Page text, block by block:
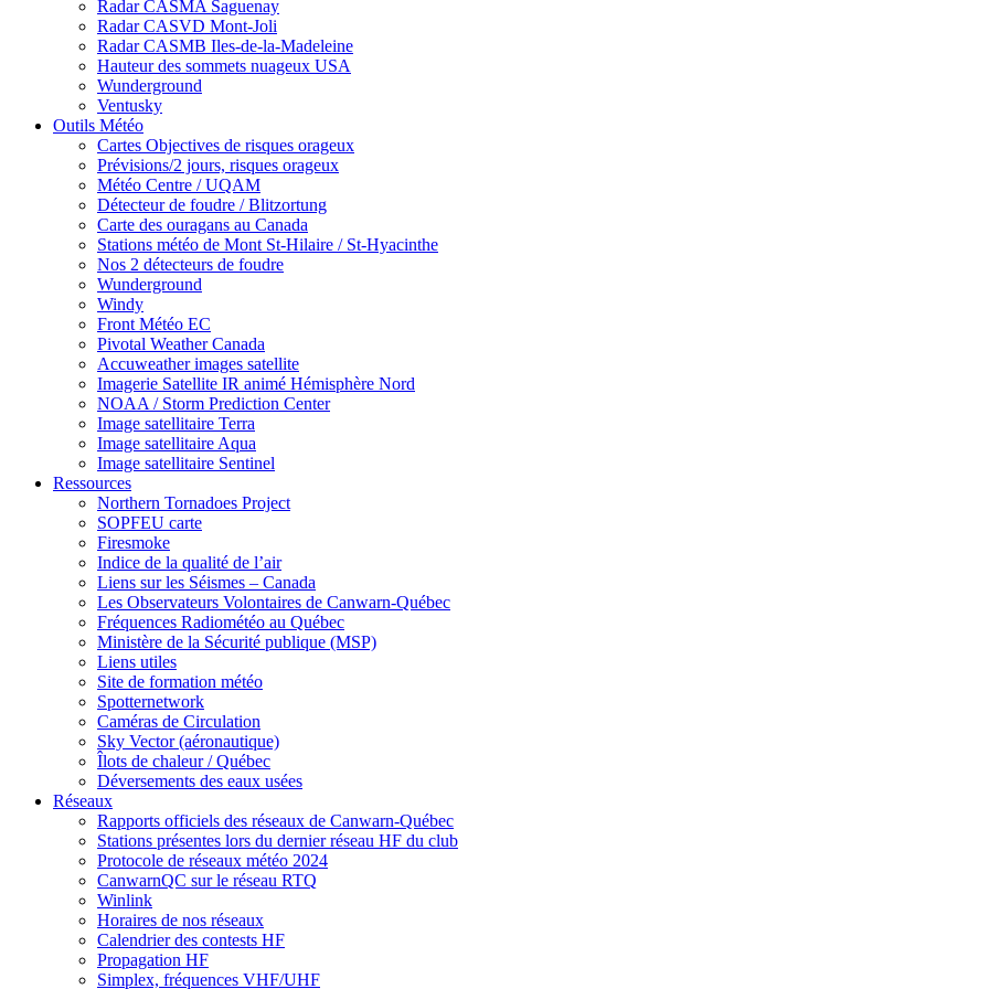
Radar CASMA Saguenay
Radar CASVD Mont-Joli
Radar CASMB Iles-de-la-Madeleine
Hauteur des sommets nuageux USA
Wunderground
Ventusky
Outils Météo
Cartes Objectives de risques orageux
Prévisions/2 jours, risques orageux
Météo Centre / UQAM
Détecteur de foudre / Blitzortung
Carte des ouragans au Canada
Stations météo de Mont St-Hilaire / St-Hyacinthe
Nos 2 détecteurs de foudre
Wunderground
Windy
Front Météo EC
Pivotal Weather Canada
Accuweather images satellite
Imagerie Satellite IR animé Hémisphère Nord
NOAA / Storm Prediction Center
Image satellitaire Terra
Image satellitaire Aqua
Image satellitaire Sentinel
Ressources
Northern Tornadoes Project
SOPFEU carte
Firesmoke
Indice de la qualité de l’air
Liens sur les Séismes – Canada
Les Observateurs Volontaires de Canwarn-Québec
Fréquences Radiométéo au Québec
Ministère de la Sécurité publique (MSP)
Liens utiles
Site de formation météo
Spotternetwork
Caméras de Circulation
Sky Vector (aéronautique)
Îlots de chaleur / Québec
Déversements des eaux usées
Réseaux
Rapports officiels des réseaux de Canwarn-Québec
Stations présentes lors du dernier réseau HF du club
Protocole de réseaux météo 2024
CanwarnQC sur le réseau RTQ
Winlink
Horaires de nos réseaux
Calendrier des contests HF
Propagation HF
Simplex, fréquences VHF/UHF